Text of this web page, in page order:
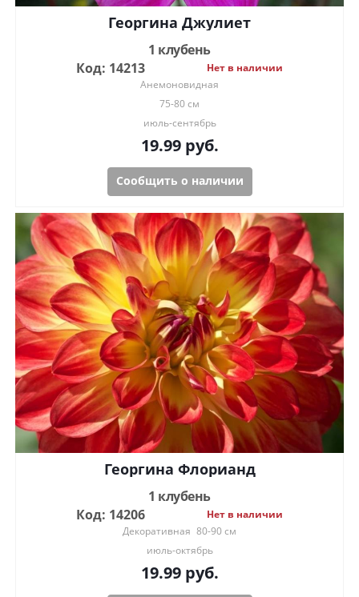
Георгина Джулиет
1 клубень
Код: 14213
Нет в наличии
Анемоновидная
75-80 см
июль-сентябрь
19.99руб.
Сообщить о наличии
Георгина Флорианд
1 клубень
Код: 14206
Нет в наличии
Декоративная 80-90 см
июль-октябрь
19.99руб.